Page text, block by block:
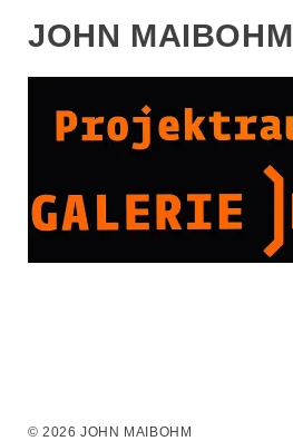
JOHN MAIBOHM
© 2026 JOHN MAIBOHM